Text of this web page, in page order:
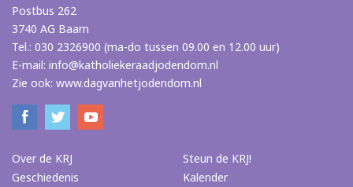
Postbus 262
3740 AG Baarn
Tel.: 030 2326900 (ma-do tussen 09.00 en 12.00 uur)
E-mail: info@katholiekeraadjodendom.nl
Zie ook: www.dagvanhetjodendom.nl
Over de KRJ
Geschiedenis
Steun de KRJ!
Kalender